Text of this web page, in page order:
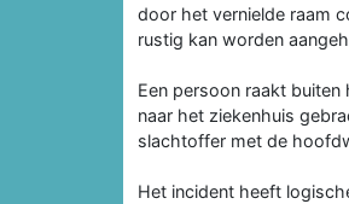
door het vernielde raam
rustig kan worden
Een persoon raakt
naar het ziekenhuis
slachtoffer met de
Het incident heeft